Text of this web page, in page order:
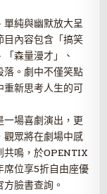
純與幽默放大呈
目內容包含「搞笑
森量漫才」、
落。劇中不僅笑點
重新思考人生的可
場喜劇演出，更
觀眾將在劇場中感
共鳴，於OPENTIX
席位享5折自由座優
臉書查詢。